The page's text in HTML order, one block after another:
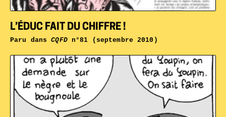
L’ÉDUC FAIT DU CHIFFRE !
Paru dansCQFDn°81 (septembre 2010)